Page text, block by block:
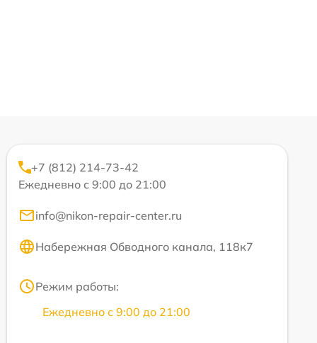
+7 (812) 214-73-42
Ежедневно с 9:00 до 21:00
info@nikon-repair-center.ru
Набережная Обводного канала, 118к7
Режим работы:
Ежедневно с 9:00 до 21:00